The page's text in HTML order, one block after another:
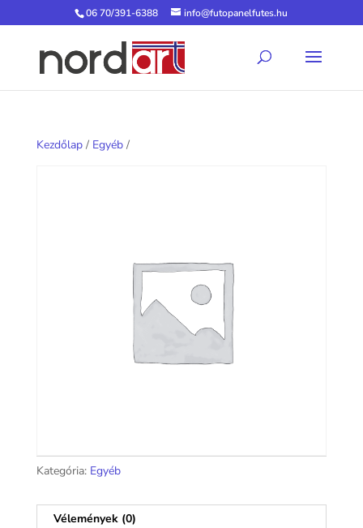
06 70/391-6388 info@futopanelfutes.hu
Kezdőlap/ Egyéb/
Kategória: Egyéb
Vélemények (0)